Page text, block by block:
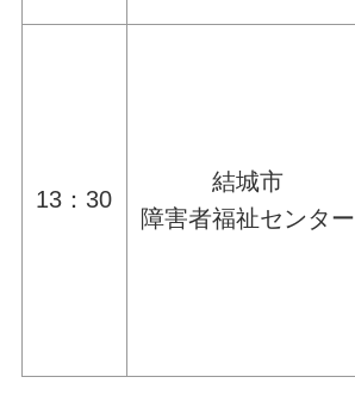
13：30
結城市
障害者福祉センター